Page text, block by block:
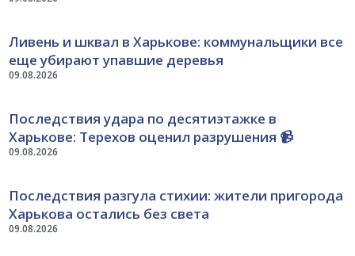
09.08.2026
Ливень и шквал в Харькове: коммунальщики все
еще убирают упавшие деревья
09.08.2026
Последствия удара по десятиэтажке в
Харькове: Терехов оценил разрушения 📹
09.08.2026
Последствия разгула стихии: жители пригорода
Харькова остались без света